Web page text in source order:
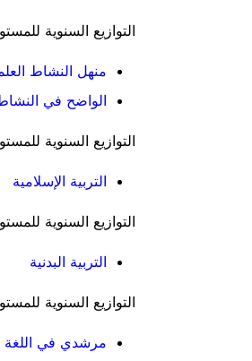
التوازيع السنوية
منهل النشاط
الواضح في
التوازيع السنوية
التربية الإسلامية
التوازيع السنوية
التربية البدنية
التوازيع السنوية
مرشدي في اللغة